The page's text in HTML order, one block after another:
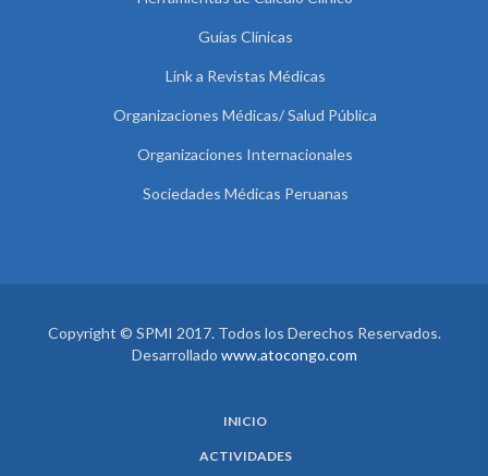
Guías Clínicas
Link a Revistas Médicas
Organizaciones Médicas/ Salud Pública
Organizaciones Internacionales
Sociedades Médicas Peruanas
Copyright © SPMI 2017. Todos los Derechos Reservados.
Desarrollado www.atocongo.com
INICIO
ACTIVIDADES